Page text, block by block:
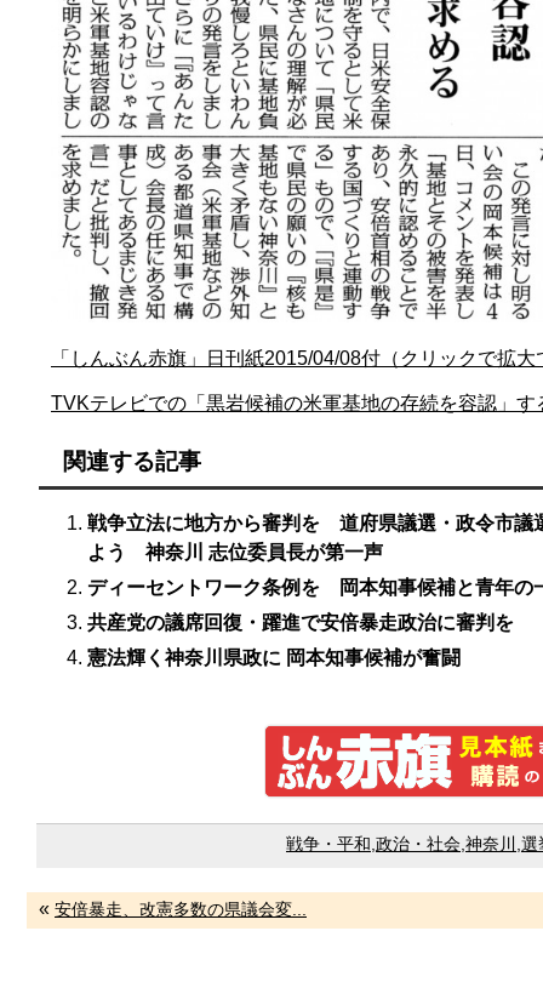
「しんぶん赤旗」日刊紙2015/04/08付（クリックで拡
TVKテレビでの「黒岩候補の米軍基地の存続を容認」
関連する記事
戦争立法に地方から審判を 道府県議選・政令市
よう 神奈川 志位委員長が第一声
ディーセントワーク条例を 岡本知事候補と青年の
共産党の議席回復・躍進で安倍暴走政治に審判を
憲法輝く神奈川県政に 岡本知事候補が奮闘
戦争・平和 政治・社会 神奈川 選
« 安倍暴走、改憲多数の県議会変...